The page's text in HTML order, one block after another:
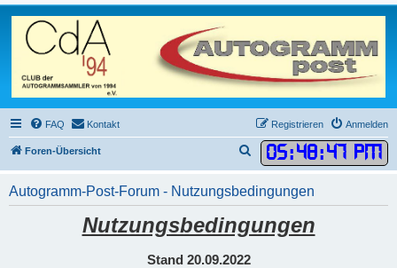
FAQ Kontakt Anmelden
Registrieren
Foren-Übersicht 05:48:48 PM
u
c
e
Autogramm-Post-Forum - Nutzungsbedingungen
Nutzungsbedingungen
Stand 20.09.2022